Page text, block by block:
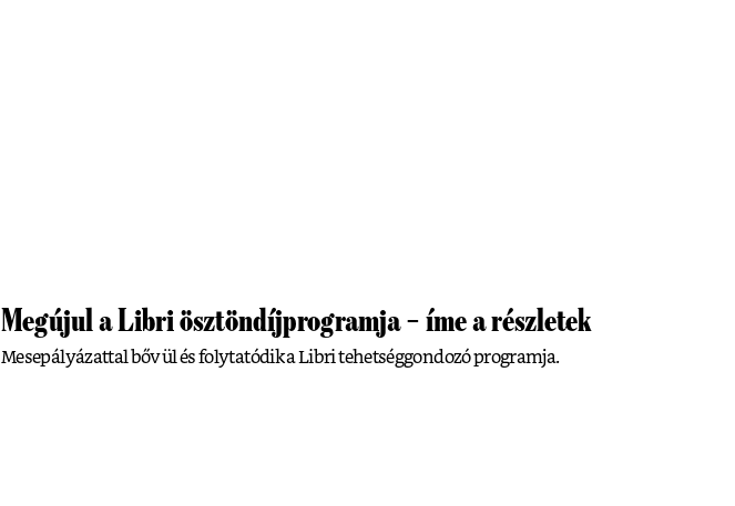
Megújul a Libri ösztöndíjprogramja – íme a részletek
Mesepályázattal bővül és folytatódik a Libri tehetséggondozó programja.